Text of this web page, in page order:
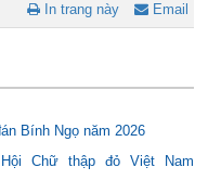
In trang này Email
Bính Ngọ năm 2026
Chữ thập đỏ Việt Nam